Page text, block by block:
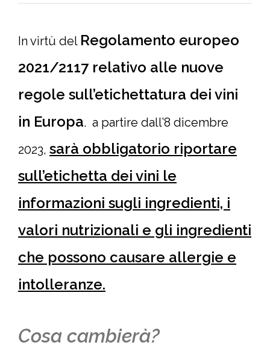
In virtù del Regolamento europeo
2021/2117 relativo alle nuove
regole sull’etichettatura dei vini
in Europa. a partire dall’8 dicembre
2023, sarà obbligatorio riportare
sull’etichetta dei vini le
informazioni sugli ingredienti, i
valori nutrizionali e gli ingredienti
che possono causare allergie e
intolleranze.
Cosa cambierà?